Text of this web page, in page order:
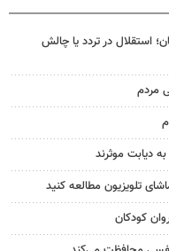
استقلال در تردد یا چالش
مردم
دیابت موثرند
تلویزیون مطالعه کنید
کودکان